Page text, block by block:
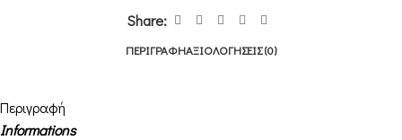
Share:
ΠΕΡΙΓΡΑΦΉΑΞΙΟΛΟΓΉΣΕΙΣ (0)
Περιγραφή
Informations